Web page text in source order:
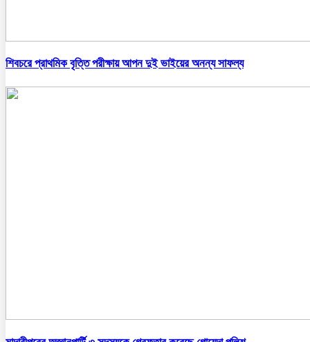
শিবচরে প্রাথমিক বৃত্তি পরীক্ষায় আপন দুই ভাইয়ের অনন্য সাফল্য